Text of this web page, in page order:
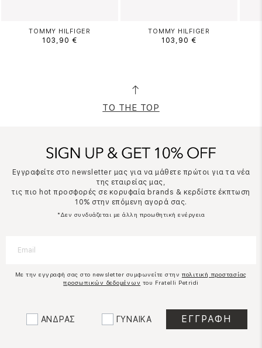
TOMMY HILFIGER
103,90 €
TOMMY HILFIGER
103,90 €
TO THE TOP
Εγγραφείτε στο newsletter μας για να μάθετε πρώτοι για τα νέα
της εταιρείας μας,
τις πιο hot προσφορές σε κορυφαία brands & κερδίστε έκπτωση
10% στην επόμενη αγορά σας.
*Δεν συνδυάζεται με άλλη προωθητική ενέργεια
Με την εγγραφή σας στο newsletter συμφωνείτε στην πολιτική προστασίας
προσωπικών δεδομένων του Fratelli Petridi
ΑΝΔΡΑΣ ΓΥΝΑΙΚΑ